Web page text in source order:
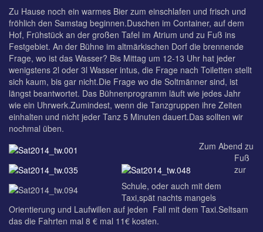
Zu Hause noch ein warmes Bier zum einschlafen und frisch und
fröhlich den Samstag beginnen.Duschen im Container, auf dem
Hof, Frühstück an der großen Tafel im Atrium und zu Fuß ins
Festgebiet. An der Bühne im altmärkischen Dorf die brennende
Frage, wo ist das Wasser? Bis Mittag um 12-13 Uhr hat jeder
wenigstens 2l oder 3l Wasser intus, die Frage nach Toiletten stellt
sich kaum, bis gar nicht.Die Frage wo die Soltmänner sind, ist
längst beantwortet. Das Bühnenprogramm läuft wie jedes Jahr
wie ein Uhrwerk.Zumindest, wenn die Tanzgruppen ihre Zeiten
einhalten und nicht jeder Tanz 5 Minuten dauert.Das sollten wir
nochmal üben.
Zum Abend zu
Fuß
zur
Schule, oder auch mit dem
Taxi,spät nachts mangels
Orientierung und Laufwillen auf jeden Fall mit dem Taxi.Seltsam
das die Fahrten mal 8 € mal 11€ kosten.